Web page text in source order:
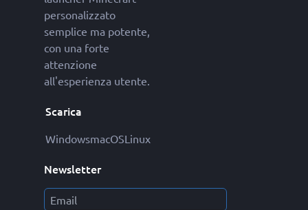
personalizzato
semplice ma potente,
con una forte
attenzione
all'esperienza utente.
Scarica
WindowsmacOSLinux
Newsletter